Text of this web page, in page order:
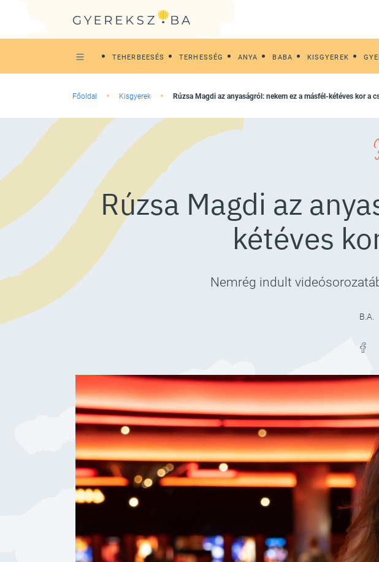
TEHERBEESÉS TERHESSÉG ANYA BABA KISGYEREK
Főoldal Kisgyerek Rúzsa Magdi az anyaságról: nekem ez a másfél-kétéves kor a
Rúzsa Magdi az
kétéves
Nemrég indult
B.A.